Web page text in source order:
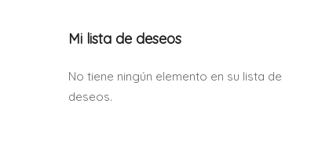
Mi lista de deseos
No tiene ningún elemento en su lista de
deseos.